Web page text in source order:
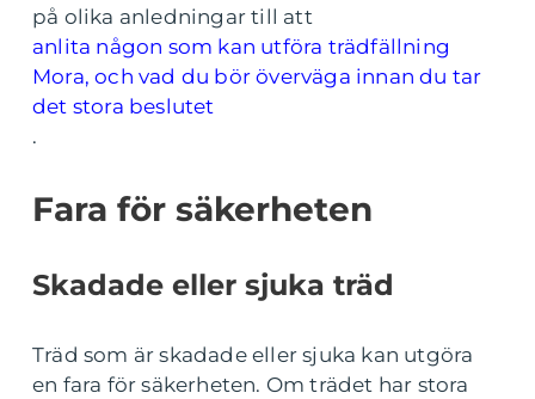
på olika anledningar till att
anlita någon som kan utföra trädfällning
Mora, och vad du bör överväga innan du tar
det stora beslutet
.
Fara för säkerheten
Skadade eller sjuka träd
Träd som är skadade eller sjuka kan utgöra
en fara för säkerheten. Om trädet har stora